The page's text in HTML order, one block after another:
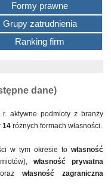
Formy prawne
Grupy zatrudnienia
Ranking firm
dane)
aktywne podmioty z branży
14 różnych formach własności.
w tym okresie to własność
własność prywatna
własność zagraniczna